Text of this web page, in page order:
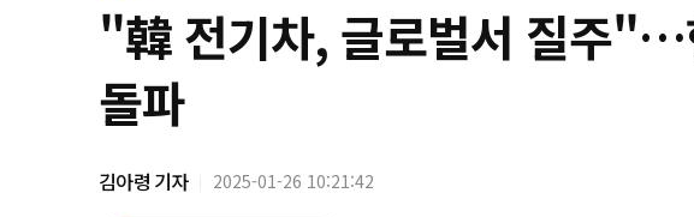
"韓 전기차, 글로벌서 질주"…
돌파
김아령 기자 2025-01-26 10:21:42